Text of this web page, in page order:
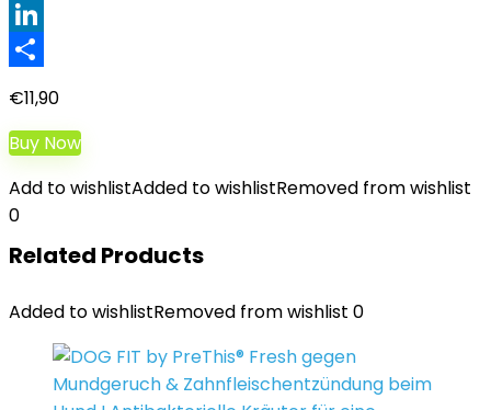
XING
LinkedIn
€11,90
Buy Now
Add to wishlistAdded to wishlistRemoved from wishlist
0
Related Products
Added to wishlistRemoved from wishlist 0